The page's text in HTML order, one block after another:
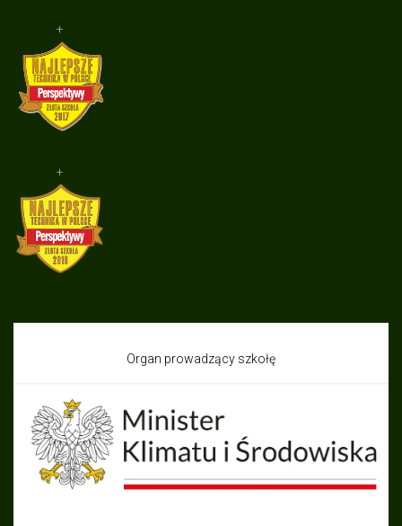
+
+
Organ prowadzący szkołę